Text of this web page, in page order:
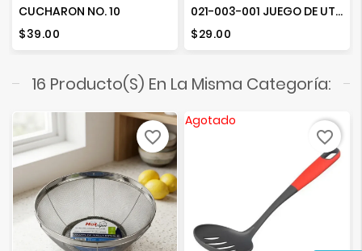
CUCHARON NO. 10
Precio
$39.00
021-003-001 JUEGO DE UTENCILIOS DE COCINA
Precio
$29.00
16 Producto(s) En La Misma Categoría:
favorite_border
Agotado
favorite_border